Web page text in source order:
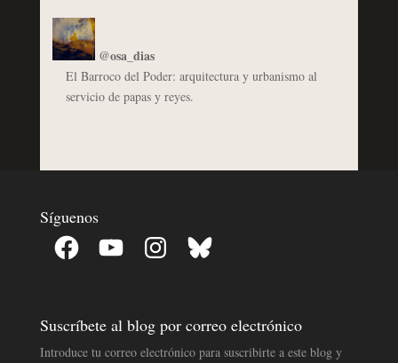
@osa_dias
El Barroco del Poder: arquitectura y urbanismo al
servicio de papas y reyes.
Síguenos
Facebook YouTube InstagramBluesky
Suscríbete al blog por correo electrónico
Introduce tu correo electrónico para suscribirte a este blog y